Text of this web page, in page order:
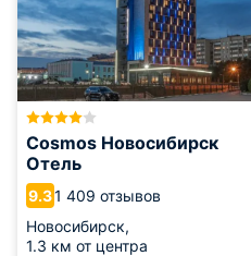
Cosmos Новосибирск
Отель
9.31 409 отзывов
Новосибирск,
1.3 км от центра